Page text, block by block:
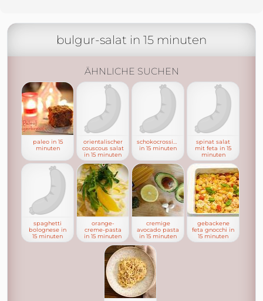
bulgur-salat in 15 minuten
ÄHNLICHE SUCHEN
paleo in 15
minuten
orientalischer
couscous salat
in 15 minuten
schokocrossies
in 15 minuten
spinat salat
mit feta in 15
minuten
spaghetti
bolognese in
15 minuten
orange-
creme-pasta
in 15 minuten
cremige
avocado pasta
in 15 minuten
gebackene
feta gnocchi in
15 minuten